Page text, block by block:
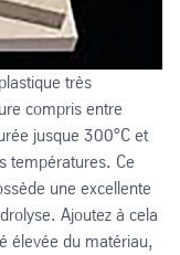
très
compris entre
jusque 300°C et
températures. Ce
une excellente
Ajoutez à cela
élevée du matériau,